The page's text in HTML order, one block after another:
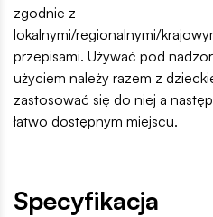
zgodnie z
lokalnymi/regionalnymi/
przepisami. Używać pod
użyciem należy razem z
zastosować się do niej a
łatwo dostępnym miejscu.
Specyfikacja